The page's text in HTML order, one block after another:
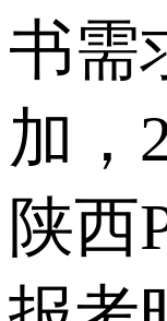
书需
加，
陕西